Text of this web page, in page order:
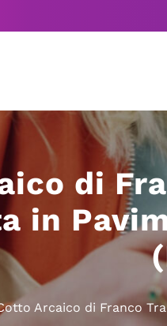
di
in
Arcaico di Franco